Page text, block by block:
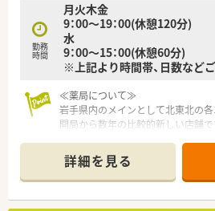
勤務
時間
月火木金
9：00～19：00(休憩120分)
水
9：00～15：00(休憩60分)
※上記より時間帯、日数など
≪薬局について≫
岩手県内のメインとして北東北の各
開局から数年の比較的新しい店舗で
詳細を見る